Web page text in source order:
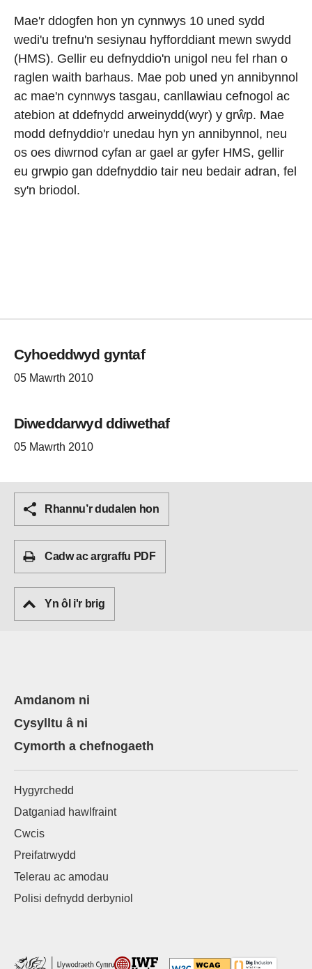
Mae'r ddogfen hon yn cynnwys 10 uned sydd
wedi'u trefnu'n sesiynau hyfforddiant mewn swydd
(HMS). Gellir eu defnyddio'n unigol neu fel rhan o
raglen waith barhaus. Mae pob uned yn annibynnol
ac mae'n cynnwys tasgau, canllawiau cefnogol ac
atebion at ddefnydd arweinydd(wyr) y grŵp. Mae
modd defnyddio'r unedau hyn yn annibynnol, neu
os oes diwrnod cyfan ar gael ar gyfer HMS, gellir
eu grwpio gan ddefnyddio tair neu bedair adran, fel
sy'n briodol.
Cyhoeddwyd gyntaf
05 Mawrth 2010
Diweddarwyd ddiwethaf
05 Mawrth 2010
Rhannu’r dudalen hon
Cadw ac argraffu PDF
Yn ôl i'r brig
Amdanom ni
Cysylltu â ni
Cymorth a chefnogaeth
Hygyrchedd
Datganiad hawlfraint
Cwcis
Preifatrwydd
Telerau ac amodau
Polisi defnydd derbyniol